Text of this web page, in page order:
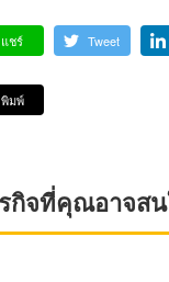
แชร์ Tweet
พิมพ์
กิจที่คุณอาจส